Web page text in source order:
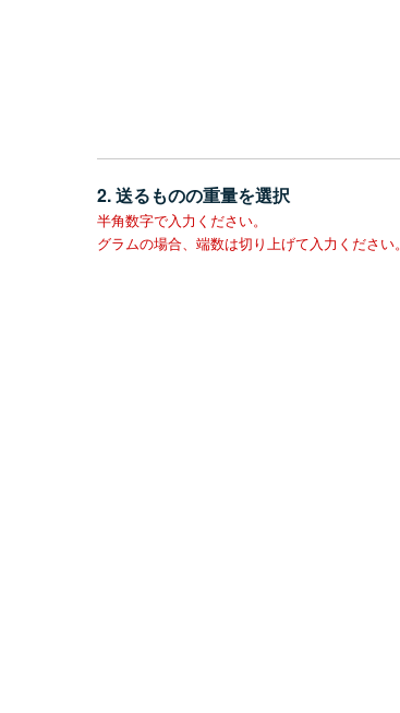
2. 送るものの重量を選択
半角数字で入力ください。
グラムの場合、端数は切り上げて入力ください。